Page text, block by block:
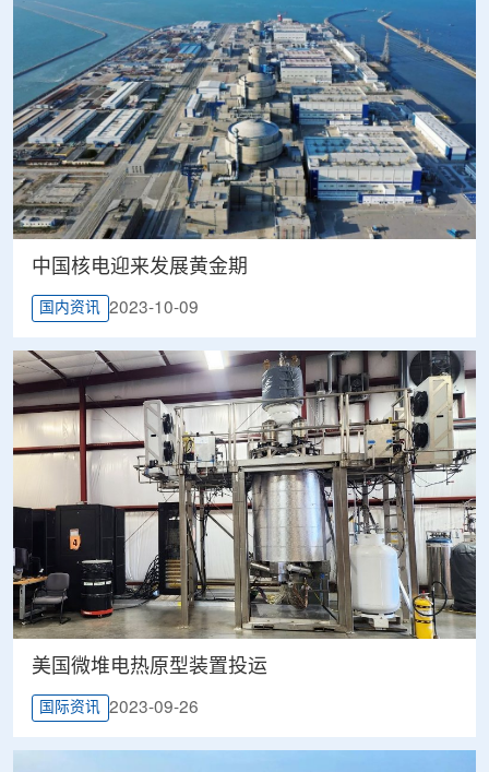
中国核电迎来发展黄金期
国内资讯 2023-10-09
美国微堆电热原型装置投运
国际资讯 2023-09-26